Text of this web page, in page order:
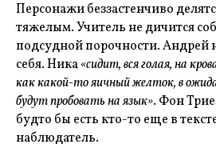
Персонажи беззастенчиво
тяжелым. Учитель не дичится
подсудной порочности. Андрей
себя. Ника«сидит, вся голая, на
как какой-то яичный желток, в
будут пробовать на язык». Фон
будто бы есть кто-то еще в
наблюдатель.